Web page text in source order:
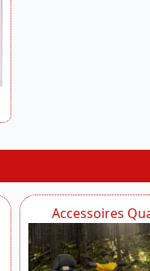
Accessoires